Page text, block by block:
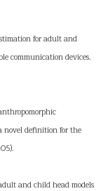
for adult and
communication devices.
novel definition for the
and child head models